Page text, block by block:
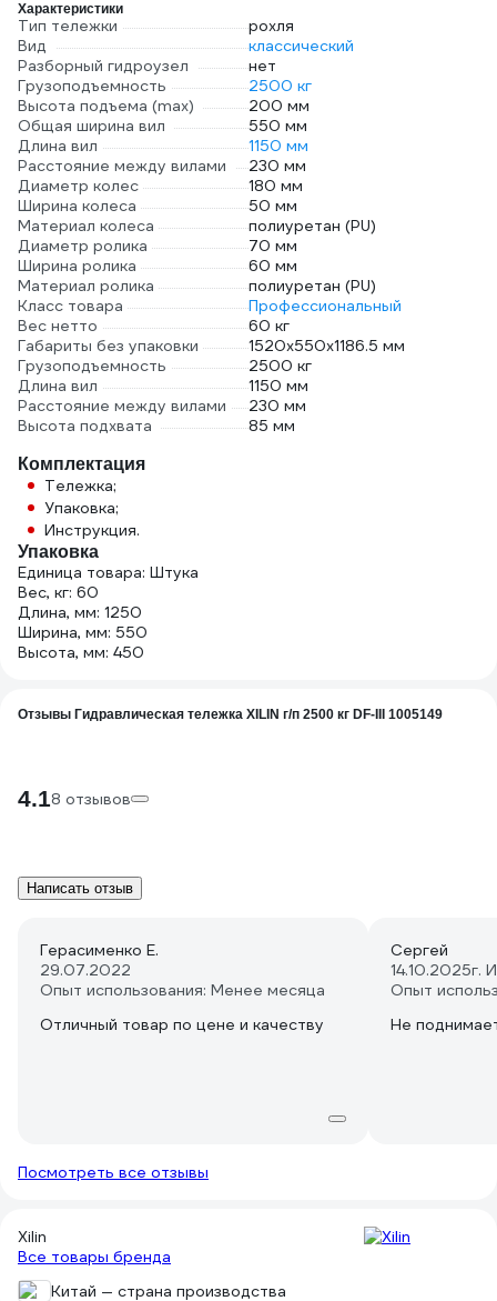
Характеристики
Тип тележки
рохля
Вид
классический
Разборный гидроузел
нет
Грузоподъемность
2500 кг
Высота подъема (max)
200 мм
Общая ширина вил
550 мм
Длина вил
1150 мм
Расстояние между вилами
230 мм
Диаметр колес
180 мм
Ширина колеса
50 мм
Материал колеса
полиуретан (PU)
Диаметр ролика
70 мм
Ширина ролика
60 мм
Материал ролика
полиуретан (PU)
Класс товара
Профессиональный
Вес нетто
60 кг
Габариты без упаковки
1520х550х1186.5 мм
Грузоподъемность
2500 кг
Длина вил
1150 мм
Расстояние между вилами
230 мм
Высота подхвата
85 мм
Комплектация
Тележка;
Упаковка;
Инструкция.
Упаковка
Единица товара: Штука
Вес, кг: 60
Длина, мм: 1250
Ширина, мм: 550
Высота, мм: 450
Отзывы Гидравлическая тележка XILIN г/п 2500 кг DF-III 1005149
4.18 отзывов
Написать отзыв
Герасименко Е.
29.07.2022
Опыт использования: Менее месяца
Отличный товар по цене и качеству
Сергей
14.10.2025г.
Опыт
Не
Посмотреть все отзывы
Xilin
Все товары бренда
Китай — страна производства